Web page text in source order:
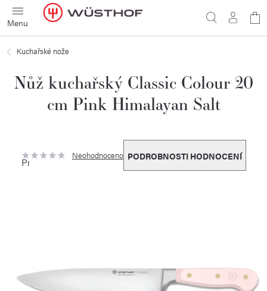
Přejít
na
obsah
Kuchařské nože
Nůž kuchařský Classic Colour 20
cm Pink Himalayan Salt
Průměrné
hodnocení
Neohodnoceno PODROBNOSTI HODNOCENÍ